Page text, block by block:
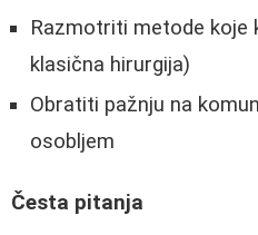
Razmotriti metode koje
klasična hirurgija)
Obratiti pažnju na
osobljem
Česta pitanja